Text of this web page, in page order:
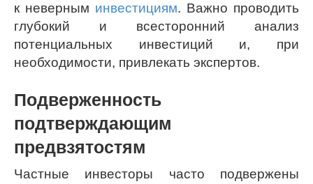
к неверным инвестициям. Важно проводить
глубокий и всесторонний анализ
потенциальных инвестиций и, при
необходимости, привлекать экспертов.
Подверженность
подтверждающим
предвзятостям
Частные инвесторы часто подвержены